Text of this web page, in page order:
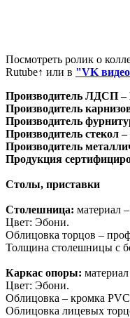
Посмотреть ролик о
Rutube↑ или в "VK
Производитель ЛДСП –
Производитель
Производитель
Производитель стекол –
Производитель
Продукция
Столы, приставки
Столешница: материал
Цвет: Эбони.
Облицовка торцов –
Толщина столешницы с
Каркас опоры:
Цвет: Эбони.
Облицовка – кромка
Облицовка лицевых